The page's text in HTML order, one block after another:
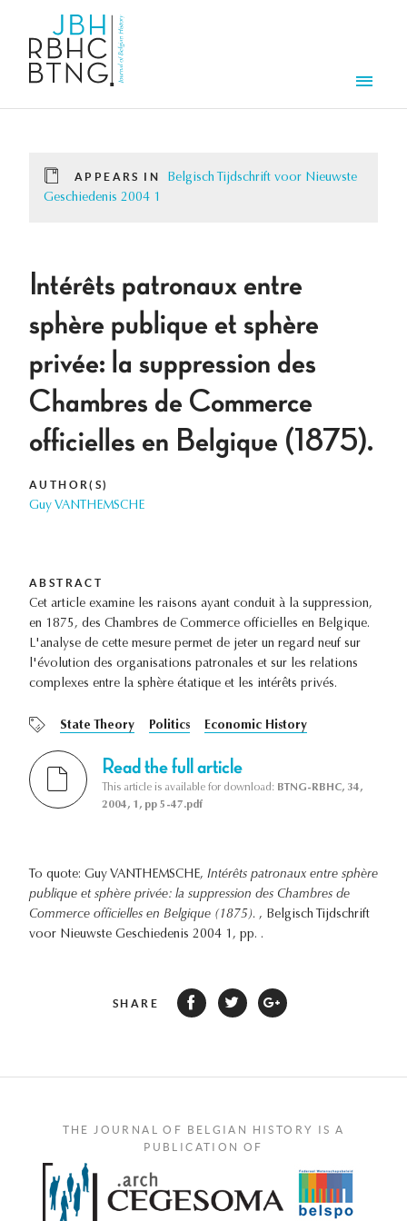
APPEARS IN
Belgisch Tijdschrift voor Nieuwste
Geschiedenis 2004 1
Intérêts patronaux entre
sphère publique et sphère
privée: la suppression des
Chambres de Commerce
officielles en Belgique (1875).
AUTHOR(S)
Guy VANTHEMSCHE
ABSTRACT
Cet article examine les raisons ayant conduit à la suppression,
en 1875, des Chambres de Commerce officielles en Belgique.
L'analyse de cette mesure permet de jeter un regard neuf sur
l'évolution des organisations patronales et sur les relations
complexes entre la sphère étatique et les intérêts privés.
State Theory Politics Economic History
Read the full article
This article is available for download: BTNG-RBHC, 34,
2004, 1, pp 5-47.pdf
To quote: Guy VANTHEMSCHE, Intérêts patronaux entre sphère
publique et sphère privée: la suppression des Chambres de
Commerce officielles en Belgique (1875). , Belgisch Tijdschrift
voor Nieuwste Geschiedenis 2004 1, pp. .
SHARE
THE JOURNAL OF BELGIAN HISTORY IS A
PUBLICATION OF